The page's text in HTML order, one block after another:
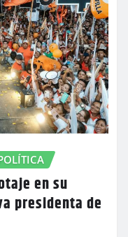
en su
presidenta de